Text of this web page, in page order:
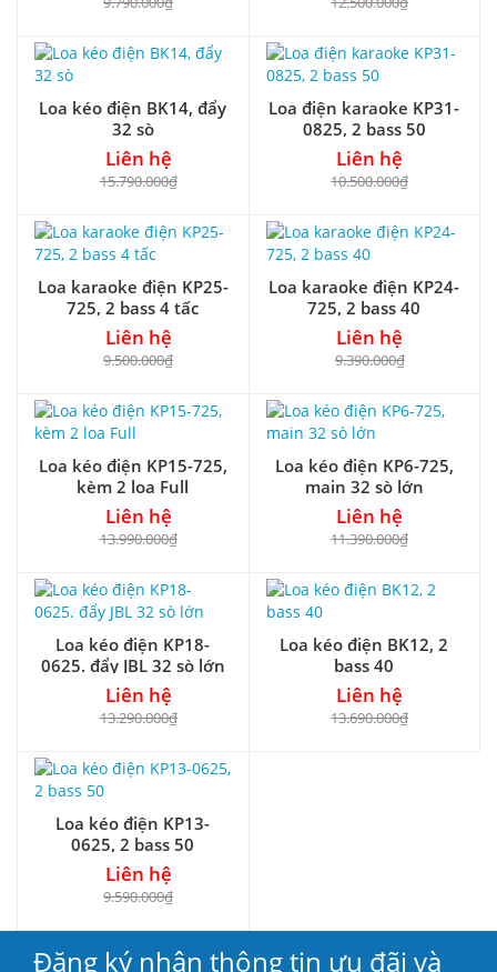
Loa kéo điện BK14, đẩy
32 sò
Liên hệ
15.790.000₫
Loa điện karaoke KP31-
0825, 2 bass 50
Liên hệ
10.500.000₫
Loa karaoke điện KP25-
725, 2 bass 4 tấc
Liên hệ
9.500.000₫
Loa karaoke điện KP24-
725, 2 bass 40
Liên hệ
9.390.000₫
Loa kéo điện KP15-725,
kèm 2 loa Full
Liên hệ
13.990.000₫
Loa kéo điện KP6-725,
main 32 sò lớn
Liên hệ
11.390.000₫
Loa kéo điện KP18-
0625. đẩy JBL 32 sò lớn
Liên hệ
13.290.000₫
Loa kéo điện BK12, 2
bass 40
Liên hệ
13.690.000₫
Loa kéo điện KP13-
0625, 2 bass 50
Liên hệ
9.590.000₫
Đăng ký nhận thông tin ưu đãi và